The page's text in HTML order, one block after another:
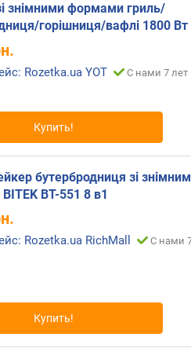
знімними формами гриль/
горішниця/вафлі 1800 Вт
Rozetka.ua YOT С нами 7 лет
Купить!
бутербродниця зі
BT-551 8 в1
Rozetka.ua RichMall С нами
Купить!